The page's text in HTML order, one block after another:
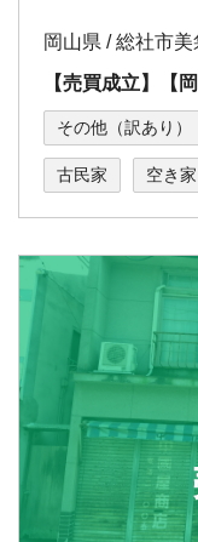
岡山県 / 総社市
【売買成立】【
その他（訳あり）
古民家 空き家